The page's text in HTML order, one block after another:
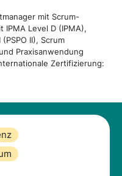
mit Scrum-
IPMA Level D (IPMA),
II), Scrum
Praxisanwendung
Zertifizierung: